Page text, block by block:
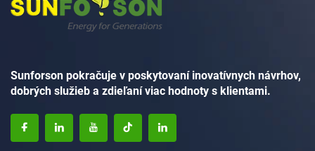
Sunforson pokračuje v poskytovaní inovatívnych návrhov,
dobrých služieb a zdieľaní viac hodnoty s klientami.